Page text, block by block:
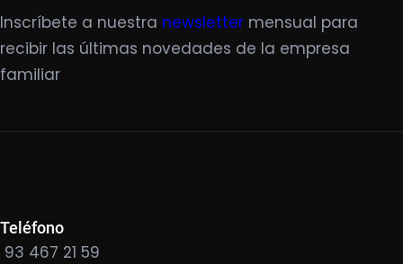
Inscríbete a nuestra newsletter mensual para
recibir las últimas novedades de la empresa
familiar
Teléfono
93 467 21 59